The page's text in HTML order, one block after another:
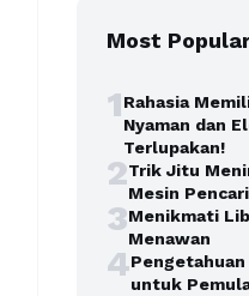
Most
1Rahasia
Nyaman dan
Terlupakan!
2Trik Jitu
Mesin
3Menikmati
Menawan
4untuk